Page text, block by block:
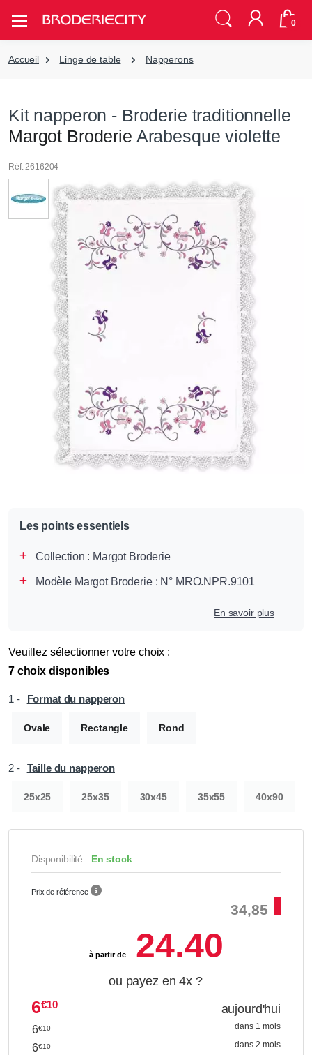
0
Accueil Linge de table Napperons
Kit napperon - Broderie traditionnelle
Margot Broderie Arabesque violette
Réf. 2616204
Les points essentiels
Collection : Margot Broderie
Modèle Margot Broderie : N° MRO.NPR.9101
En savoir plus
Veuillez sélectionner votre choix :
7 choix disponibles
1 - Format du napperon
Ovale Rectangle Rond
2 - Taille du napperon
25x25 25x35 30x45 35x55 40x90
Disponibilité : En stock
Prix de référence
34,85
à partir de24.40
ou payez en 4x ?
6€10 aujourd'hui
6€10 dans 1 mois
6€10 dans 2 mois